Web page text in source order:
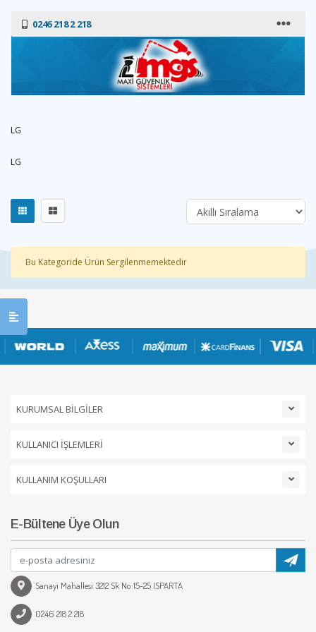
0246 218 2 218
LG
LG
Bu Kategoride Ürün Sergilenmemektedir
KURUMSAL BİLGİLER
KULLANICI İŞLEMLERİ
KULLANIM KOŞULLARI
E-Bültene Üye Olun
Sanayi Mahallesi 3212 Sk No:15-25 ISPARTA
0246 218 2 218